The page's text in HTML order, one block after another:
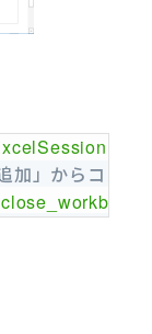
加」からコメン
Copy